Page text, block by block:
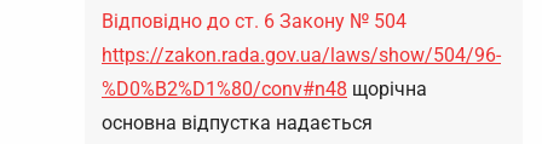
Відповідно до ст. 6 Закону № 504
https://zakon.rada.gov.ua/laws/show/504/96-
%D0%B2%D1%80/conv#n48 щорічна
основна відпустка надається